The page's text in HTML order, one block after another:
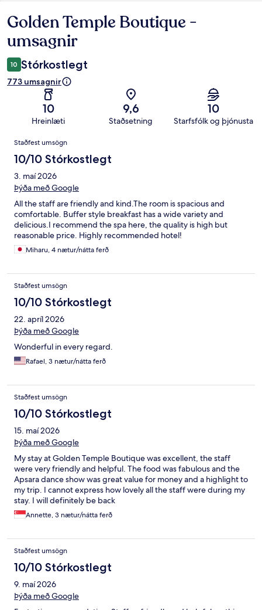
Umsagnir
Golden Temple Boutique -
umsagnir
10 Stórkostlegt
773 umsagnir
10
Hreinlæti
9,6
Staðsetning
10
Starfsfólk og þjónusta
Umsagnir
Staðfest umsögn
10/10 Stórkostlegt
3. maí 2026
Þýða með Google
All the staff are friendly and kind.The room is spacious and
comfortable. Buffer style breakfast has a wide variety and
delicious.I recommend the spa here, the quality is high but
reasonable price. Highly recommended hotel!
Miharu, 4 nætur/nátta ferð
Staðfest umsögn
10/10 Stórkostlegt
22. apríl 2026
Þýða með Google
Wonderful in every regard.
Rafael, 3 nætur/nátta ferð
Staðfest umsögn
10/10 Stórkostlegt
15. maí 2026
Þýða með Google
My stay at Golden Temple Boutique was excellent, the staff
were very friendly and helpful. The food was fabulous and the
Apsara dance show was great value for money and a highlight to
my trip. I cannot express how lovely all the staff were during my
stay. I will definitely be back
Annette, 3 nætur/nátta ferð
Staðfest umsögn
10/10 Stórkostlegt
9. maí 2026
Þýða með Google